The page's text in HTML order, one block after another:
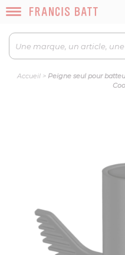
Accueil> Peigne seul pour